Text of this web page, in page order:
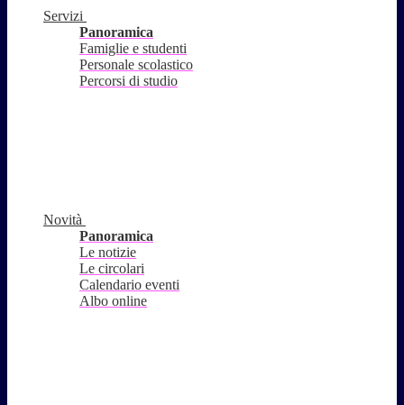
Servizi
Panoramica
Famiglie e studenti
Personale scolastico
Percorsi di studio
Novità
Panoramica
Le notizie
Le circolari
Calendario eventi
Albo online